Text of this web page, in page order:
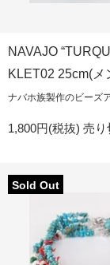
NAVAJO
KLET02 25cm(メ
ナバホ族製作のビーズ
1,800円(税抜) 売り
Sold Out